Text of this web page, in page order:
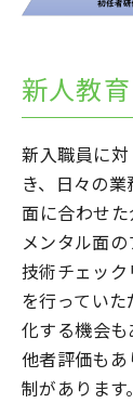
新人教育
新入職員に
き、日々の
面に合わせた
メンタル面
技術チェッ
を行ってい
化する機会
他者評価も
制がありま